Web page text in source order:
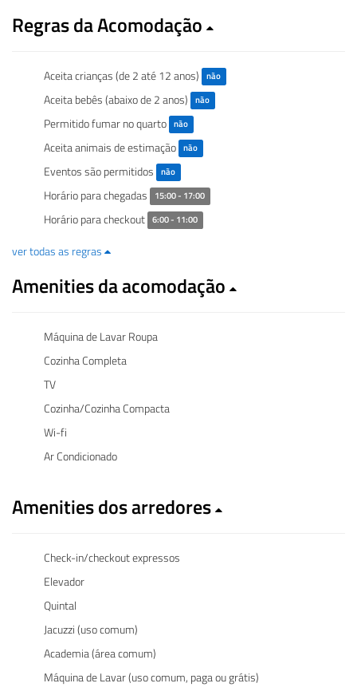
Regras da Acomodação
Aceita crianças (de 2 até 12 anos) não
Aceita bebês (abaixo de 2 anos) não
Permitido fumar no quarto não
Aceita animais de estimação não
Eventos são permitidos não
Horário para chegadas 15:00 - 17:00
Horário para checkout 6:00 - 11:00
ver todas as regras
Amenities da acomodação
Máquina de Lavar Roupa
Cozinha Completa
TV
Cozinha/Cozinha Compacta
Wi-fi
Ar Condicionado
Amenities dos arredores
Check-in/checkout expressos
Elevador
Quintal
Jacuzzi (uso comum)
Academia (área comum)
Máquina de Lavar (uso comum, paga ou grátis)